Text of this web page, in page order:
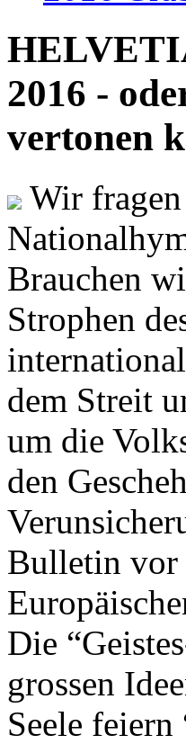
2016 -
vertonen
Wir
Brauchen
Strophen
dem Streit
um die
den
Bulletin vor
Die
grossen
Seele